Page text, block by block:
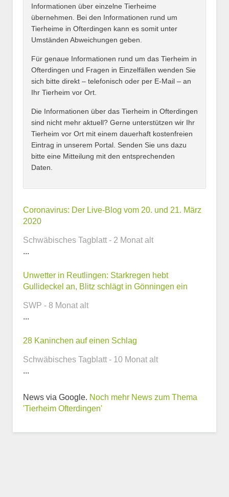
Name des Tierheims*
Kontaktmöglichkeiten
E-Mail-Adresse
Telefonnummer
Weitere Informationen
zum Tierheim
Informationen über einzelne Tierheime
übernehmen. Bei den Informationen rund um
Tierheime in Ofterdingen kann es somit unter
Umständen Abweichungen geben.
Für genaue Informationen rund um das Tierheim in
Ofterdingen und Fragen in Einzelfällen wenden Sie
sich bitte direkt – telefonisch oder per E-Mail – an
Ihr Tierheim vor Ort.
Die Informationen über das Tierheim in Ofterdingen
sind nicht mehr aktuell? Gerne unterstützen wir Ihr
Tierheim vor Ort mit einem dauerhaft kostenfreien
Eintrag in unserem Portal. Senden Sie uns dazu
bitte eine Mitteilung mit den entsprechenden
Daten.
Coronavirus: Der Live-Blog vom 20. und 21. März
2020
Schwäbisches Tagblatt - 2 Monat alt
...
Unwetter in Reutlingen: Starkregen hebt
Gullideckel an, Blitz schlägt in Gönningen ein
SWP - 8 Monat alt
...
28 Kaninchen auf einen Schlag
Schwäbisches Tagblatt - 10 Monat alt
...
News via Google. Noch mehr News zum Thema
'Tierheim Ofterdingen'